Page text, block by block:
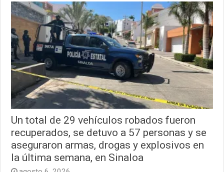
Un total de 29 vehículos robados fueron
recuperados, se detuvo a 57 personas y se
aseguraron armas, drogas y explosivos en
la última semana, en Sinaloa